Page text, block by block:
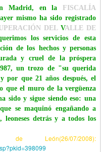
Madrid, en la FISCALÍA
mismo ha sido registrado
DELVALLE DE
los servicios de esta
de los hechos y personas
y cruel de la próspera
un trozo de "su querida
por que 21 años después, el
que el muro de la vergüenza
sido y sigue siendo eso: una
se maquinó engañando a
leoneses detrás y a todos los
07/2008):